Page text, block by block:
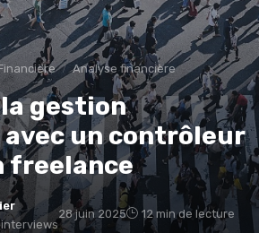
Analyse financière
gestion
un contrôleur
freelance
28 juin 2025 12 min de lecture